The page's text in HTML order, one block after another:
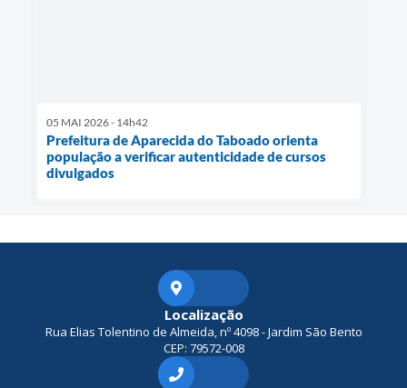
05 MAI 2026 - 14h42
Prefeitura de Aparecida do Taboado orienta
população a verificar autenticidade de cursos
divulgados
Localização
Rua Elias Tolentino de Almeida, nº 4098 - Jardim São Bento
CEP: 79572-008